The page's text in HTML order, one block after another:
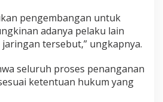
b
u
D
s
i
pengembangan untuk
adanya pelaku lain
tersebut,” ungkapnya.
seluruh proses penanganan
ketentuan hukum yang